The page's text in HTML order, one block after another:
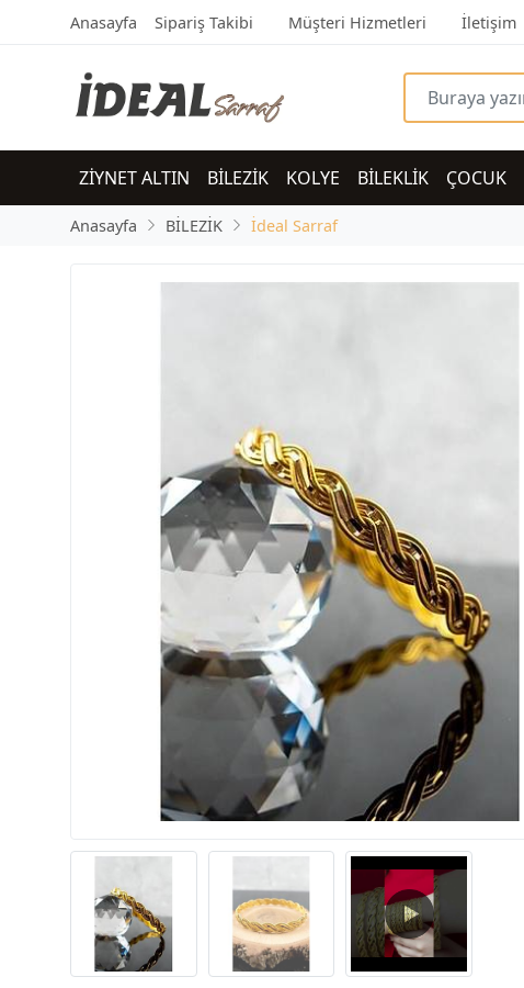
Anasayfa Sipariş Takibi Müşteri Hizmetleri İletişim
ZİYNET ALTIN BİLEZİK KOLYE BİLEKLİK ÇOCUK
Anasayfa BİLEZİK İdeal Sarraf